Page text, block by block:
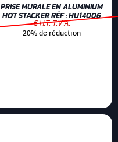
PRISE MURALE EN ALUMINIUM
HOT STACKER RÉF : HU14006
€ H.T. T.V.A.
20% de réduction